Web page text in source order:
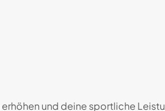
und deine sportliche